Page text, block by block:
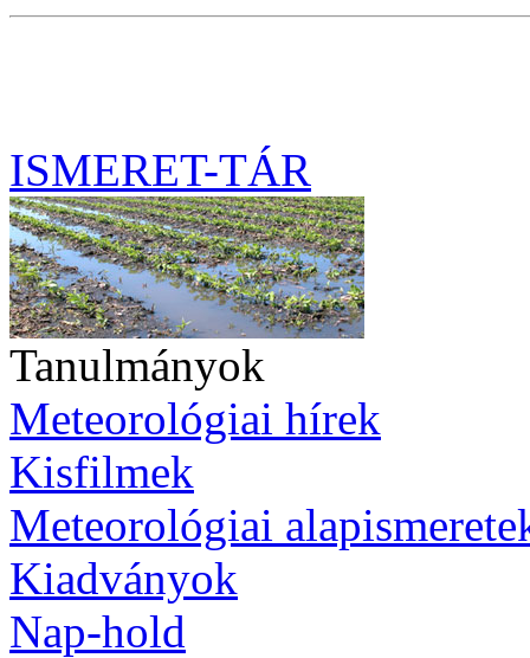
ISMERET-TÁR
Tanulmányok
Meteorológiai hírek
Kisfilmek
Meteorológiai
Kiadványok
Nap-hold